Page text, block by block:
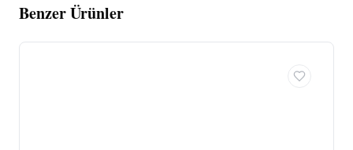
Benzer Ürünler